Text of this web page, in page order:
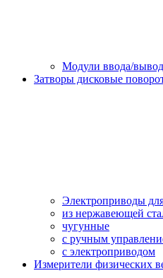
Модули ввода/
Затворы дисковые
Электроприводы
из нержавеющей
чугунные
с ручным
c электроприводом
Измерители физических